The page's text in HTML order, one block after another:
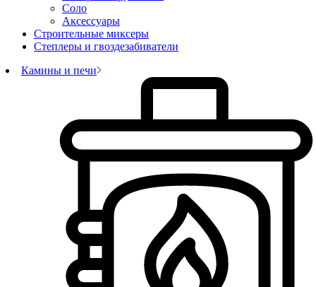
Соло
Аксессуары
Строительные миксеры
Степлеры и гвоздезабиватели
Камины и печи